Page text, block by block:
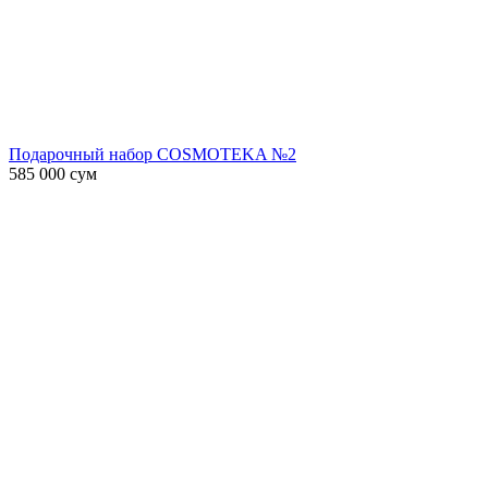
Подарочный набор COSMOTEKA №2
585 000 сум